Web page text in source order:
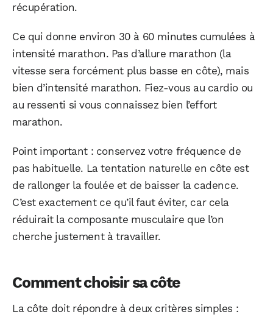
récupération.
Ce qui donne environ 30 à 60 minutes cumulées à
intensité marathon. Pas d’allure marathon (la
vitesse sera forcément plus basse en côte), mais
bien d’intensité marathon. Fiez-vous au cardio ou
au ressenti si vous connaissez bien l’effort
marathon.
Point important : conservez votre fréquence de
pas habituelle. La tentation naturelle en côte est
de rallonger la foulée et de baisser la cadence.
C’est exactement ce qu’il faut éviter, car cela
réduirait la composante musculaire que l’on
cherche justement à travailler.
Comment choisir sa côte
La côte doit répondre à deux critères simples :